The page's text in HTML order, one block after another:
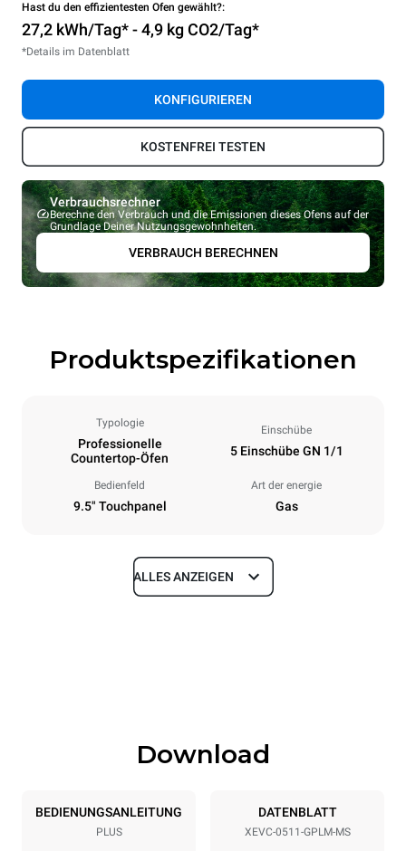
Hast du den effizientesten Ofen gewählt?:
27,2 kWh/Tag* - 4,9 kg CO2/Tag*
*Details im Datenblatt
KONFIGURIEREN
KOSTENFREI TESTEN
Verbrauchsrechner
Berechne den Verbrauch und die Emissionen dieses Ofens auf der
Grundlage Deiner Nutzungsgewohnheiten.
VERBRAUCH BERECHNEN
Produktspezifikationen
Typologie
Professionelle
Countertop-Öfen
Einschübe
5 Einschübe GN 1/1
Bedienfeld
9.5" Touchpanel
Art der energie
Gas
Maße
Spezifikationen der behälter
5 GN 1/1
Abstand zwischen den Schalen
ALLES ANZEIGEN
Download
BEDIENUNGSANLEITUNG
PLUS
DATENBLATT
XEVC-0511-GPLM-MS